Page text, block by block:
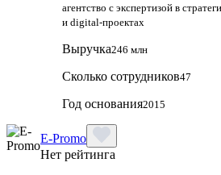
агентство с экспертизой в
и digital‑проектах
Выручка246 млн
Сколько сотрудников47
Год основания2015
E-Promo
Нет рейтинга